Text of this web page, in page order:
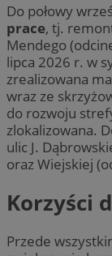
Do połowy
prace, tj.
Mendego
lipca 2026 r. w
zrealizowana
wraz ze
do rozwoju
zlokalizowana.
ulic J.
oraz Wiejskiej
Korzyści
Przede